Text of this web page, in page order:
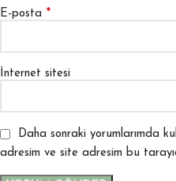
E-posta *
İnternet sitesi
Daha sonraki yorumlarımda
adresim ve site adresim bu